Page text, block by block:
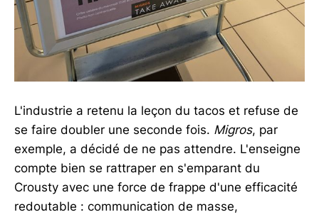
L'industrie a retenu la leçon du tacos et refuse de
se faire doubler une seconde fois. Migros, par
exemple, a décidé de ne pas attendre. L'enseigne
compte bien se rattraper en s'emparant du
Crousty avec une force de frappe d'une efficacité
redoutable : communication de masse,